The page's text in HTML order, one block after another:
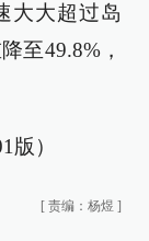
大大超过岛
至49.8%，
版）
[ 责编：杨煜 ]